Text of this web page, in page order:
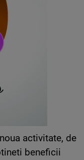
activitate, de
beneficii